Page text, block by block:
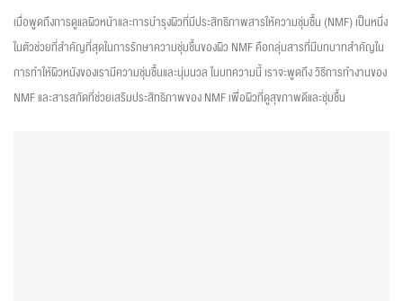
เมื่อพูดถึงการดูแลผิวหน้าและการบำรุงผิวที่มีประสิทธิภาพสารให้ความชุ่มชื้น (NMF) เป็นหนึ่ง
ในตัวช่วยที่สำคัญที่สุดในการรักษาความชุ่มชื้นของผิว NMF คือกลุ่มสารที่มีบทบาทสำคัญใน
การทำให้ผิวหนังของเรามีความชุ่มชื้นและนุ่มนวล ในบทความนี้ เราจะพูดถึง วิธีการทำงานของ
NMF และสารสกัดที่ช่วยเสริมประสิทธิภาพของ NMF เพื่อผิวที่ดูสุขภาพดีและชุ่มชื้น